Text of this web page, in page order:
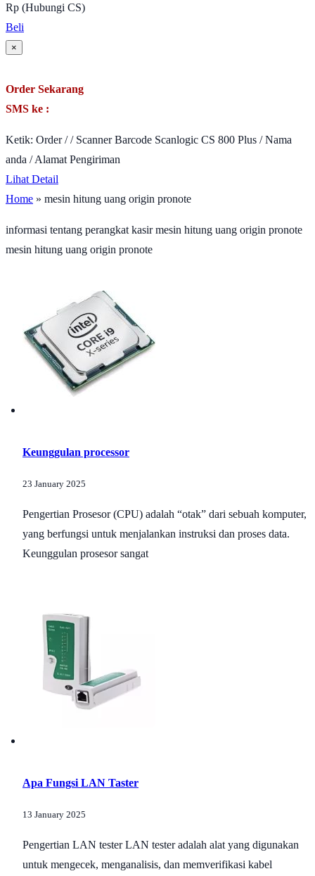
Rp (Hubungi CS)
Beli
×
Order Sekarang
SMS ke :
Ketik: Order / / Scanner Barcode Scanlogic CS 800 Plus / Nama
anda / Alamat Pengiriman
Lihat Detail
Home » mesin hitung uang origin pronote
informasi tentang perangkat kasir mesin hitung uang origin pronote
mesin hitung uang origin pronote
Keunggulan processor
23 January 2025
Pengertian Prosesor (CPU) adalah “otak” dari sebuah komputer,
yang berfungsi untuk menjalankan instruksi dan proses data.
Keunggulan prosesor sangat
Apa Fungsi LAN Taster
13 January 2025
Pengertian LAN tester LAN tester adalah alat yang digunakan
untuk mengecek, menganalisis, dan memverifikasi kabel